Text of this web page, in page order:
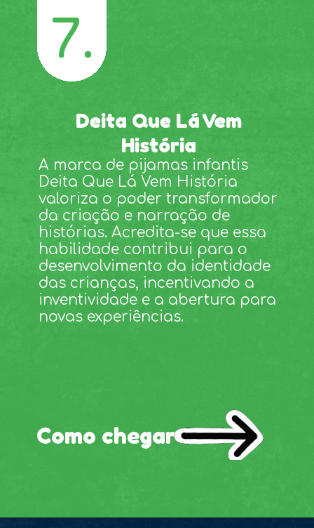
Deita Que Lá Vem
História
A marca de pijamas infantis
Deita Que Lá Vem História
valoriza o poder transformador
da criação e narração de
histórias. Acredita-se que essa
habilidade contribui para o
desenvolvimento da identidade
das crianças, incentivando a
inventividade e a abertura para
novas experiências.
7.
Como chegar